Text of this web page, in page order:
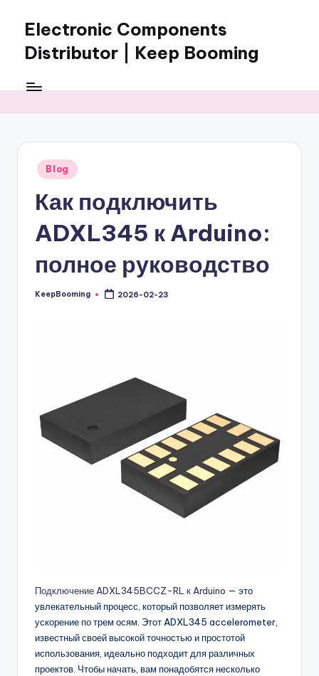
content
Electronic Components
Distributor | Keep Booming
Booming
components,
connectors,
ICs,
and
BOM
sourcing
for
Posted
in
Blog
Как подключить
ADXL345 к Arduino:
полное руководство
Posted
KeepBooming 2026-02-23
Подключение ADXL345BCCZ-RL к Arduino — это
увлекательный процесс, который позволяет измерять
ускорение по трем осям. Этот ADXL345 accelerometer,
известный своей высокой точностью и простотой
использования, идеально подходит для различных
проектов. Чтобы начать, вам понадобятся несколько